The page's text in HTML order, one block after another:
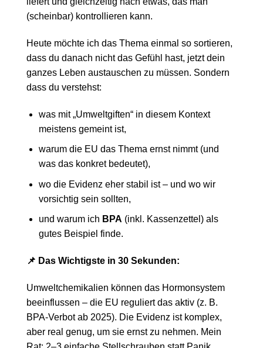
(scheinbar) kontrollieren kann.
Heute möchte ich das Thema einmal so sortieren,
dass du danach nicht das Gefühl hast, jetzt dein
ganzes Leben austauschen zu müssen. Sondern
dass du verstehst:
was mit „Umweltgiften“ in diesem Kontext
meistens gemeint ist,
warum die EU das Thema ernst nimmt (und
was das konkret bedeutet),
wo die Evidenz eher stabil ist – und wo wir
vorsichtig sein sollten,
und warum ich BPA (inkl. Kassenzettel) als
gutes Beispiel finde.
📌 Das Wichtigste in 30 Sekunden:
Umweltchemikalien können das Hormonsystem
beeinflussen – die EU reguliert das aktiv (z. B.
BPA-Verbot ab 2025). Die Evidenz ist komplex,
aber real genug, um sie ernst zu nehmen. Mein